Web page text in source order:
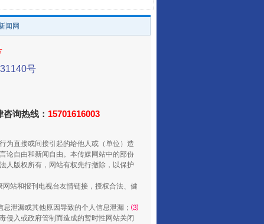
山西：不断增强治理腐败综合效能
闻网
号
询热线： 15701616003
为直接或间接引起的给他人或（单位）造
论自由和新闻自由。本传媒网站中的部份
人版权所有，网站有权先行撤除，以保护
站和报刊电视台友情链接，授权合法、健
息泄漏或其他原因导致的个人信息泄漏； ⑶
侵入或政府管制而造成的暂时性网站关闭